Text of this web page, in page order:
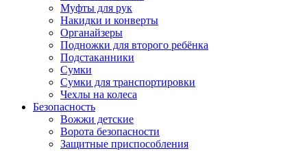
Муфты для рук
Накидки и конверты
Органайзеры
Подножки для второго ребёнка
Подстаканники
Сумки
Сумки для транспортировки
Чехлы на колеса
Безопасность
Вожжи детские
Ворота безопасности
Защитные приспособления